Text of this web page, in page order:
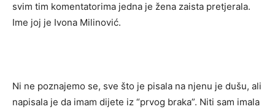
svim tim komentatorima jedna je žena zaista pretjerala.
Ime joj je Ivona Milinović.
Ni ne poznajemo se, sve što je pisala na njenu je dušu, ali
napisala je da imam dijete iz “prvog braka”. Niti sam imala